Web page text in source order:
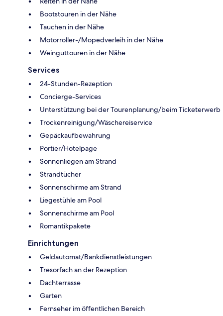
Bootstouren in der Nähe
Tauchen in der Nähe
Motorroller-/Mopedverleih in der Nähe
Weinguttouren in der Nähe
Services
24-Stunden-Rezeption
Concierge-Services
Unterstützung bei der Tourenplanung/beim Ticketerwerb
Trockenreinigung/Wäschereiservice
Gepäckaufbewahrung
Portier/Hotelpage
Sonnenliegen am Strand
Strandtücher
Sonnenschirme am Strand
Liegestühle am Pool
Sonnenschirme am Pool
Romantikpakete
Einrichtungen
Geldautomat/Bankdienstleistungen
Tresorfach an der Rezeption
Dachterrasse
Garten
Fernseher im öffentlichen Bereich